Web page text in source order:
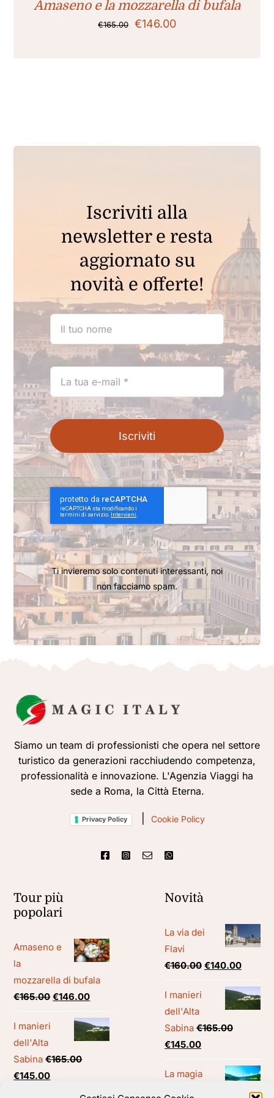
SCELTE
NELLA
Amaseno e la mozzarella di bufala
€165.00
Il
€146.00Il
Iscriviti alla
newsletter e resta
aggiornato su
novità e offerte!
Iscriviti
Ti invieremo solo contenuti interessanti, noi
non facciamo spam.
Siamo un team di professionisti che opera nel settore
turistico da generazioni racchiudendo competenza,
professionalità e innovazione. L'Agenzia Viaggi ha
sede a Roma, la Città Eterna.
Privacy Policy Cookie Policy
Tour più
popolari
Amaseno e
la
mozzarella di bufala
€165.00Il
originale
€165.00.
€146.00Il
attuale
I manieri
dell'Alta
Sabina €165.00
Il
€145.00Il
Novità
La via dei
Flavi
€160.00 Il
originale
€160.00.
€140.00Il
attuale
I manieri
dell'Alta
Sabina €165.00
Il
originale
era:
€145.00Il
attuale
La magia